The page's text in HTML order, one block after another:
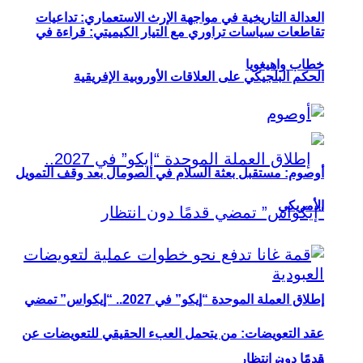
العدالة التاريخية في مواجهة الإرث الاستعماري: تداعيات
الحكم البلجيكي على العلاقات الأوروبية الإفريقية
إطلاق العملة الموحدة “إيكو” في 2027.. “إيكواس” تمضي
قدمًا دون انتظار
تقاطعات سياسات تراوري مع التيار الكيميتي: قراءة في
خطاب واهيغويا
أوصوم: مستقبل بعثة السلام في الصومال بعد وقف التمويل
الأمريكي
عقد التعويضات: من يتحمل العبء الحقيقي للتعويضات عن